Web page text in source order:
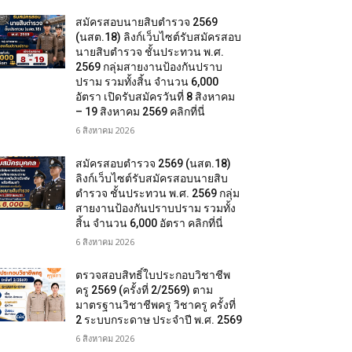
สมัครสอบนายสิบตำรวจ 2569
(นสต.18) ลิงก์เว็บไซต์รับสมัครสอบ
นายสิบตำรวจ ชั้นประทวน พ.ศ.
2569 กลุ่มสายงานป้องกันปราบ
ปราม รวมทั้งสิ้น จำนวน 6,000
อัตรา เปิดรับสมัครวันที่ 8 สิงหาคม
– 19 สิงหาคม 2569 คลิกที่นี่
6 สิงหาคม 2026
สมัครสอบตํารวจ 2569 (นสต.18)
ลิงก์เว็บไซต์รับสมัครสอบนายสิบ
ตำรวจ ชั้นประทวน พ.ศ. 2569 กลุ่ม
สายงานป้องกันปราบปราม รวมทั้ง
สิ้น จำนวน 6,000 อัตรา คลิกที่นี่
6 สิงหาคม 2026
ตรวจสอบสิทธิ์ใบประกอบวิชาชีพ
ครู 2569 (ครั้งที่ 2/2569) ตาม
มาตรฐานวิชาชีพครู วิชาครู ครั้งที่
2 ระบบกระดาษ ประจำปี พ.ศ. 2569
6 สิงหาคม 2026